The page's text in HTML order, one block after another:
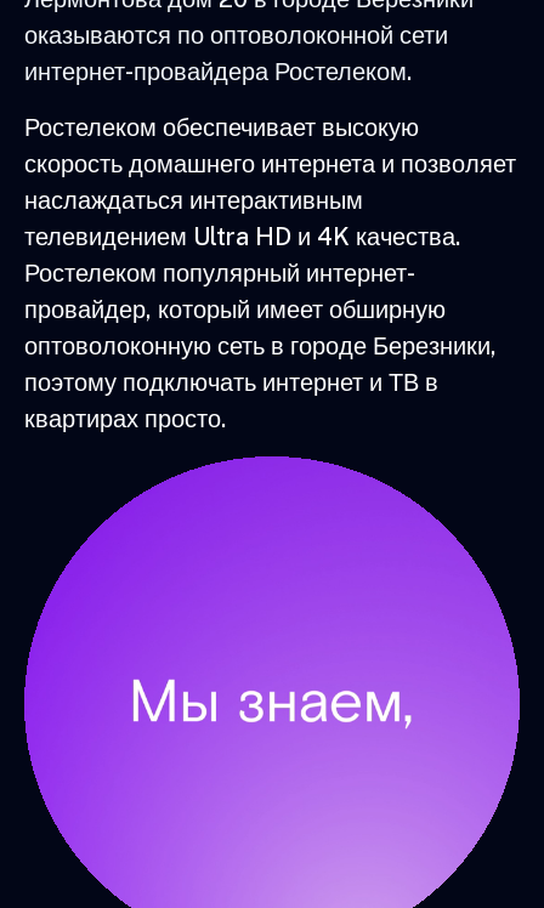
оказываются по оптоволоконной сети
интернет-провайдера Ростелеком.
Ростелеком обеспечивает высокую
скорость домашнего интернета и позволяет
наслаждаться интерактивным
телевидением Ultra HD и 4K качества.
Ростелеком популярный интернет-
провайдер, который имеет обширную
оптоволоконную сеть в городе Березники,
поэтому подключать интернет и ТВ в
квартирах просто.